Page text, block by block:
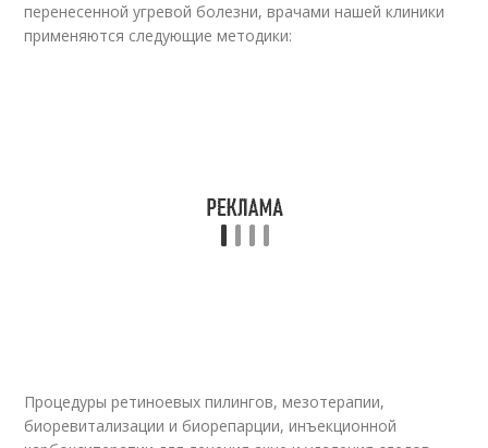
перенесенной угревой болезни, врачами нашей клиники
применяются следующие методики:
Процедуры ретиноевых пилингов, мезотерапии,
биоревитализации и биорепарции, инъекционной